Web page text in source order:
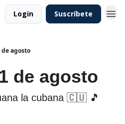
Login Suscríbete
agosto
de agosto
la cubana 🇨🇺 🎵